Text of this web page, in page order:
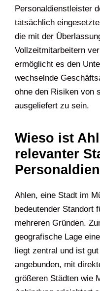
Personaldienstleister
tatsächlich
die mit der
Vollzeitmitarbeitern
ermöglicht es den
wechselnde
ohne den Risiken von
ausgeliefert zu sein.
Wieso ist
relevanter
Ahlen, eine Stadt im
bedeutender Standort
mehreren Gründen.
geografische Lage
liegt zentral und ist
angebunden, mit
größeren Städten wie